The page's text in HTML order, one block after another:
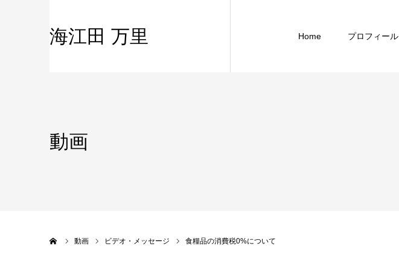
海江田 万里 Home プロフィール
動画
動画 ビデオ・メッセージ 食糧品の消費税0%について